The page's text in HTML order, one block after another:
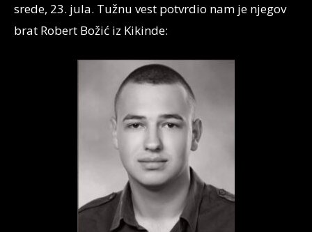
srede, 23. jula. Tužnu vest potvrdio nam je njegov
brat Robert Božić iz Kikinde: